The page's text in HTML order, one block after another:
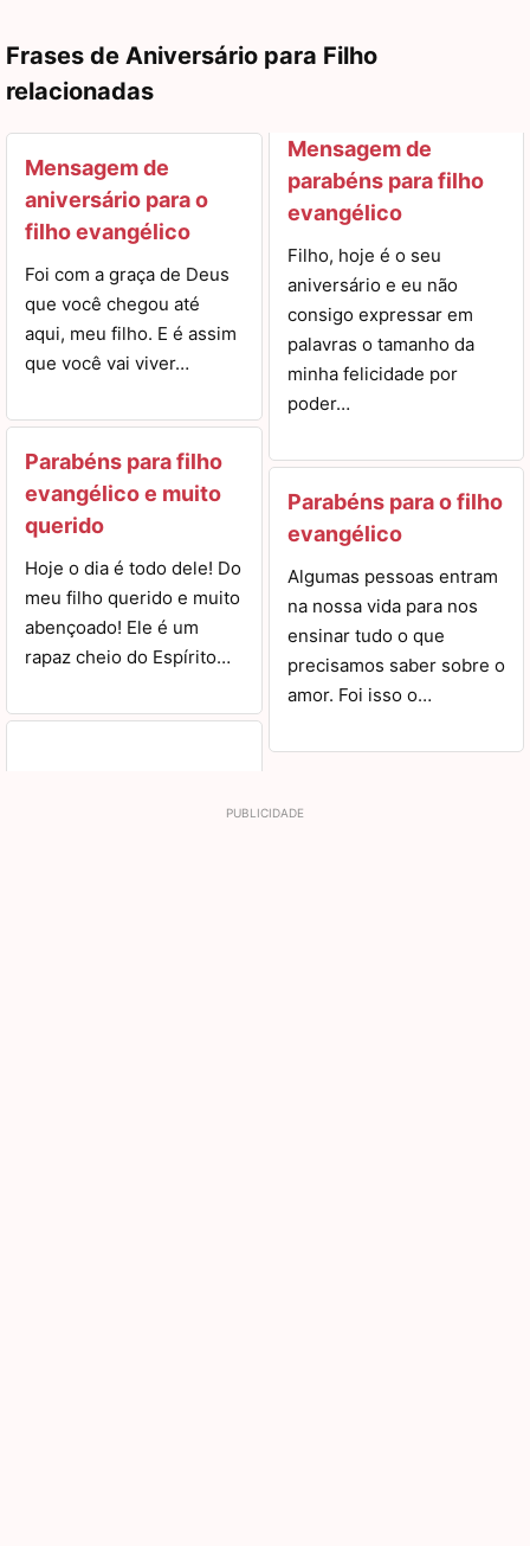
Frases de Aniversário para Filho
relacionadas
Mensagem de
aniversário para o
filho evangélico
Foi com a graça de Deus
que você chegou até
aqui, meu filho. E é assim
que você vai viver…
Parabéns para filho
evangélico e muito
querido
Hoje o dia é todo dele! Do
meu filho querido e muito
abençoado! Ele é um
rapaz cheio do Espírito…
Mensagem de
parabéns para filho
evangélico
Filho, hoje é o seu
aniversário e eu não
consigo expressar em
palavras o tamanho da
minha felicidade por
poder…
Parabéns para o filho
evangélico
Algumas pessoas entram
na nossa vida para nos
ensinar tudo o que
precisamos saber sobre o
amor. Foi isso o…